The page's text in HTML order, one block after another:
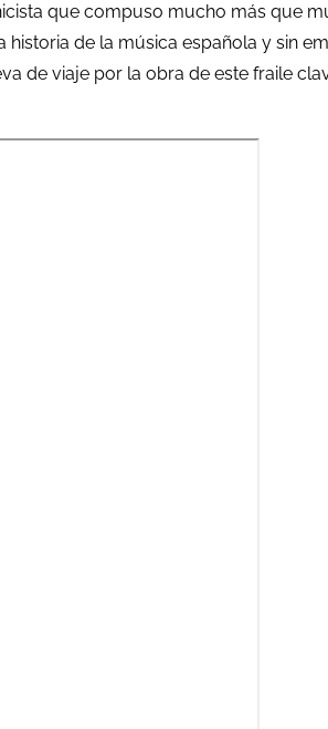
que compuso mucho más que
de la música española y sin
de viaje por la obra de este fraile